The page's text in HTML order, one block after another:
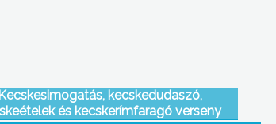
Kecskesimogatás, kecskedudaszó,
és kecskerímfaragó verseny